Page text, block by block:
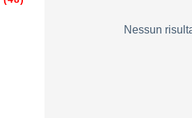
Nessun